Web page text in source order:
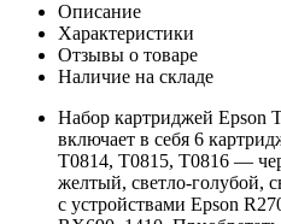
Описание
Характеристики
Отзывы о товаре
Наличие на складе
Набор картриджей Epson
включает в себя 6
Т0814, Т0815, Т0816 —
желтый, светло-голубой,
с устройствами Epson